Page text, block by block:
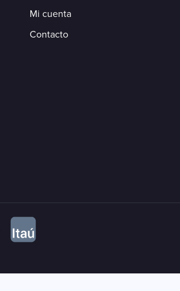
Mi cuenta
Contacto